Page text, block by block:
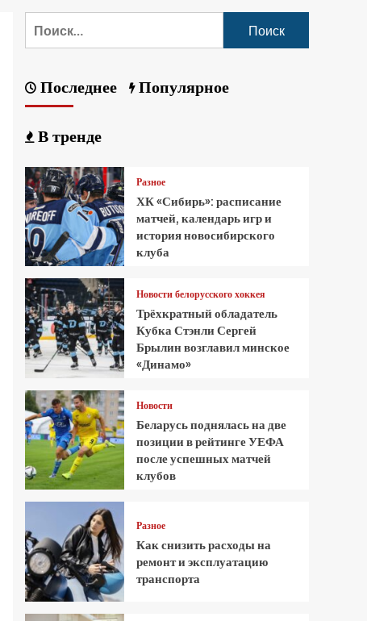
Последнее Популярное
В тренде
Разное
ХК «Сибирь»: расписание
матчей, календарь игр и
история новосибирского
клуба
Новости белорусского хоккея
Трёхкратный обладатель
Кубка Стэнли Сергей
Брылин возглавил минское
«Динамо»
Новости
Беларусь поднялась на две
позиции в рейтинге УЕФА
после успешных матчей
клубов
Разное
Как снизить расходы на
ремонт и эксплуатацию
транспорта